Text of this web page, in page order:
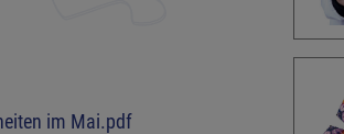
im Mai.pdf